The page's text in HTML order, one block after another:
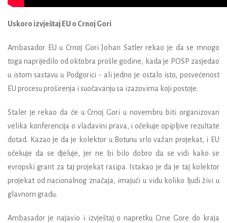
Uskoro izvještaj EU o Crnoj Gori
Ambasador EU u Crnoj Gori Johan Satler rekao je da se mnogo
toga naprijedilo od oktobra prošle godine, kada je POSP zasjedao
u istom sastavu u Podgorici - ali jedno je ostalo isto, posvećenost
EU procesu proširenja i suočavanju sa izazovima koji postoje.
Staler je rekao da će u Crnoj Gori u novembru biti organizovan
velika konferencija o vladavini prava, i očekuje opipljive rezultate
dotad. Kazao je da je kolektor u Botunu vrlo važan projekat, i EU
očekuje da se djeluje, jer ne bi bilo dobro da se vidi kako se
evropski grant za taj projekat rasipa. Istakao je da je taj kolektor
projekat od nacionalnog značaja, imajući u vidu koliko ljudi živi u
glavnom gradu.
Ambasador je najavio i izvještaj o napretku Crne Gore do kraja